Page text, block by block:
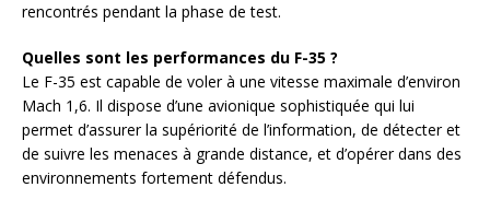
rencontrés pendant la phase de test.
Quelles sont les performances du F-35 ?
Le F-35 est capable de voler à une vitesse maximale d’environ
Mach 1,6. Il dispose d’une avionique sophistiquée qui lui
permet d’assurer la supériorité de l’information, de détecter et
de suivre les menaces à grande distance, et d’opérer dans des
environnements fortement défendus.